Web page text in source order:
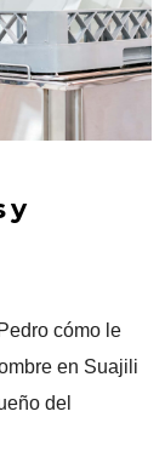
y
cómo le
en Suajili
del